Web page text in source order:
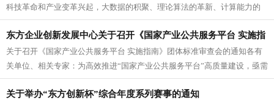
科技革命和产业变革兴起，大数据的积聚、理论算法的革新、计算能力的
提升及网络设施的演进，驱动...
东方企业创新发展中心关于召开《国家产业公共服务平台 实施指
南》团体标准审查会的通知
关于召开《国家产业公共服务平台 实施指南》团体标准审查会的通知各有
关单位、相关专家：为高效推进“国家产业公共服务平台”高质量建设，亟需
建立平台标准。《国家产业公...
关于举办“东方创新杯”综合年度系列赛事的通知